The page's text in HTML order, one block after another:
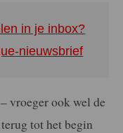
in je inbox?
nieuwsbrief
vroeger ook wel de
tot het begin